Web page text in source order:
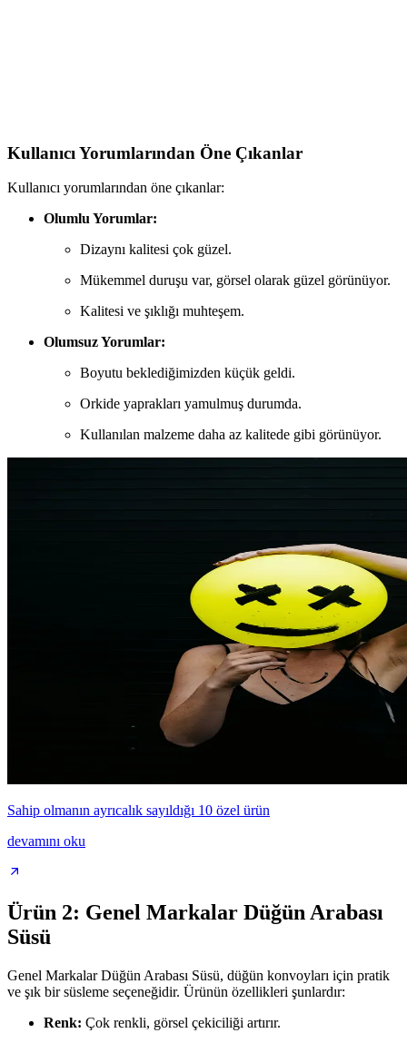
Kullanıcı Yorumlarından Öne Çıkanlar
Kullanıcı yorumlarından öne çıkanlar:
Olumlu Yorumlar:
Dizaynı kalitesi çok güzel.
Mükemmel duruşu var, görsel olarak güzel görünüyor.
Kalitesi ve şıklığı muhteşem.
Olumsuz Yorumlar:
Boyutu beklediğimizden küçük geldi.
Orkide yaprakları yamulmuş durumda.
Kullanılan malzeme daha az kalitede gibi görünüyor.
Sahip olmanın ayrıcalık sayıldığı 10 özel ürün
devamını oku
Ürün 2: Genel Markalar Düğün Arabası
Süsü
Genel Markalar Düğün Arabası Süsü, düğün konvoyları için pratik
ve şık bir süsleme seçeneğidir. Ürünün özellikleri şunlardır:
Renk: Çok renkli, görsel çekiciliği artırır.